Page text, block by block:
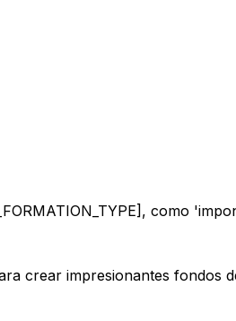
como
crear impresionantes fondos